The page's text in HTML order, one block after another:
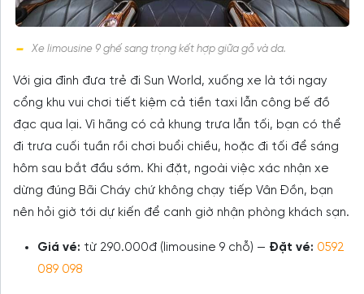
Xe limousine 9 ghế sang trọng kết hợp giữa gỗ và da.
Với gia đình đưa trẻ đi Sun World, xuống xe là tới ngay
cổng khu vui chơi tiết kiệm cả tiền taxi lẫn công bế đồ
đạc qua lại. Vì hãng có cả khung trưa lẫn tối, bạn có thể
đi trưa cuối tuần rồi chơi buổi chiều, hoặc đi tối để sáng
hôm sau bắt đầu sớm. Khi đặt, ngoài việc xác nhận xe
dừng đúng Bãi Cháy chứ không chạy tiếp Vân Đồn, bạn
nên hỏi giờ tới dự kiến để canh giờ nhận phòng khách sạn.
Giá vé: từ 290.000đ (limousine 9 chỗ) — Đặt vé: 0592
089 098